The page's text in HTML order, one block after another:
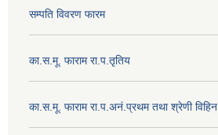
सम्पति विवरण फारम
का.स.मू. फाराम रा.प.तृतिय
का.स.मू. फाराम रा.प.अनं.प्रथम तथा श्रेणी विहिन